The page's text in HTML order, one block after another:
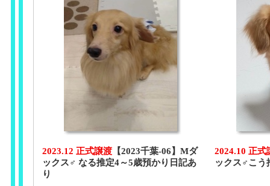
2023.12 正式譲渡 【2023千葉-06】Mダ
ックス♂ なる推定4～5歳預かり日記あ
り
2024.10 正式
ックス♂こう